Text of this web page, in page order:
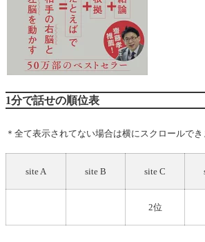
1分で話せの順位表
＊全て表示されてない場合は横にスクロールでき
site A site B site C
2位